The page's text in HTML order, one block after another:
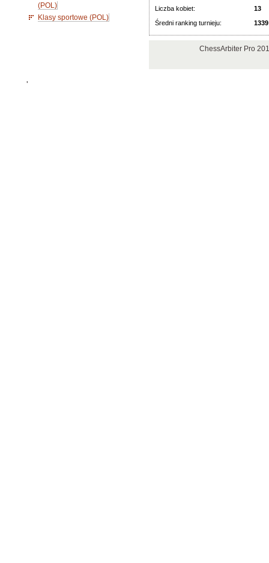
(POL)
Klasy sportowe (POL)
Liczba kobiet:
13
Średni ranking turnieju:
1339
ChessArbiter Pro
'